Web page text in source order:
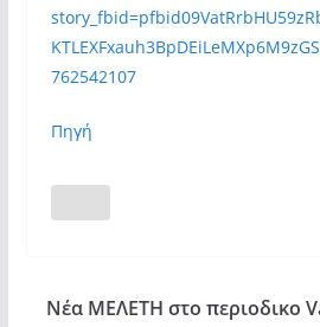
762542107
Πηγή
Νέα ΜΕΛΕΤΗ στο περιοδικο